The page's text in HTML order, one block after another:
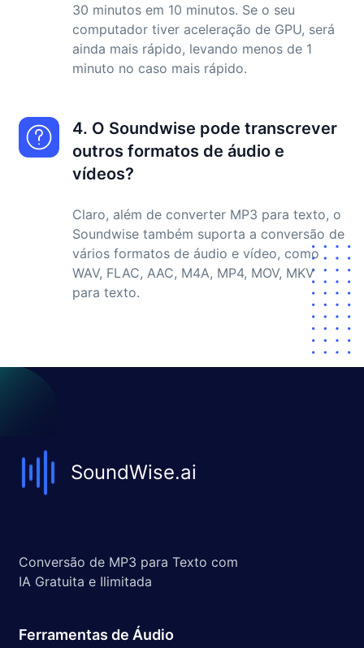
30 minutos em 10 minutos. Se o seu
computador tiver aceleração de GPU, será
ainda mais rápido, levando menos de 1
minuto no caso mais rápido.
4. O Soundwise pode transcrever
outros formatos de áudio e
vídeos?
Claro, além de converter MP3 para texto, o
Soundwise também suporta a conversão de
vários formatos de áudio e vídeo, como
WAV, FLAC, AAC, M4A, MP4, MOV, MKV
para texto.
SoundWise.ai
Conversão de MP3 para Texto com
IA Gratuita e Ilimitada
Ferramentas de Áudio